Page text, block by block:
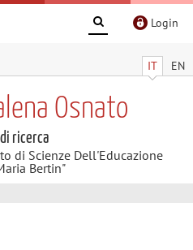
Login
IT EN
Osnato
ricerca
di Scienze Dell'Educazione
Bertin"